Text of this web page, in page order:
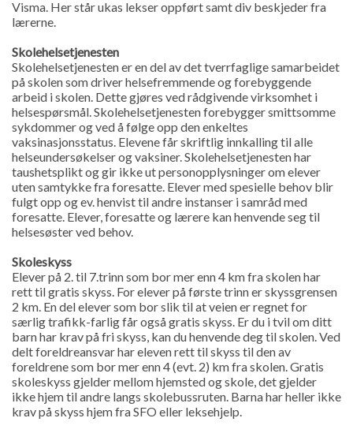
Visma. Her står ukas lekser oppført samt div beskjeder fra
lærerne.
Skolehelsetjenesten
Skolehelsetjenesten er en del av det tverrfaglige samarbeidet
på skolen som driver helsefremmende og forebyggende
arbeid i skolen. Dette gjøres ved rådgivende virksomhet i
helsespørsmål. Skolehelsetjenesten forebygger smittsomme
sykdommer og ved å følge opp den enkeltes
vaksinasjonsstatus. Elevene får skriftlig innkalling til alle
helseundersøkelser og vaksiner. Skolehelsetjenesten har
taushetsplikt og gir ikke ut personopplysninger om elever
uten samtykke fra foresatte. Elever med spesielle behov blir
fulgt opp og ev. henvist til andre instanser i samråd med
foresatte. Elever, foresatte og lærere kan henvende seg til
helsesøster ved behov.
Skoleskyss
Elever på 2. til 7.trinn som bor mer enn 4 km fra skolen har
rett til gratis skyss. For elever på første trinn er skyssgrensen
2 km. En del elever som bor slik til at veien er regnet for
særlig trafikk-farlig får også gratis skyss. Er du i tvil om ditt
barn har krav på fri skyss, kan du henvende deg til skolen. Ved
delt foreldreansvar har eleven rett til skyss til den av
foreldrene som bor mer enn 4 (evt. 2) km fra skolen. Gratis
skoleskyss gjelder mellom hjemsted og skole, det gjelder
ikke hjem til andre langs skolebussruten. Barna har heller ikke
krav på skyss hjem fra SFO eller leksehjelp.